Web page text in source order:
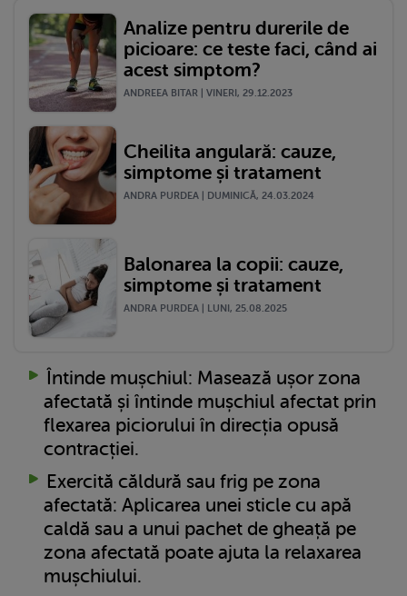
Analize pentru durerile de
picioare: ce teste faci, când ai
acest simptom?
ANDREEA BITAR | VINERI, 29.12.2023
Cheilita angulară: cauze,
simptome și tratament
ANDRA PURDEA | DUMINICĂ, 24.03.2024
Balonarea la copii: cauze,
simptome și tratament
ANDRA PURDEA | LUNI, 25.08.2025
Întinde mușchiul: Masează ușor zona
afectată și întinde mușchiul afectat prin
flexarea piciorului în direcția opusă
contracției.
Exercită căldură sau frig pe zona
afectată: Aplicarea unei sticle cu apă
caldă sau a unui pachet de gheață pe
zona afectată poate ajuta la relaxarea
mușchiului.